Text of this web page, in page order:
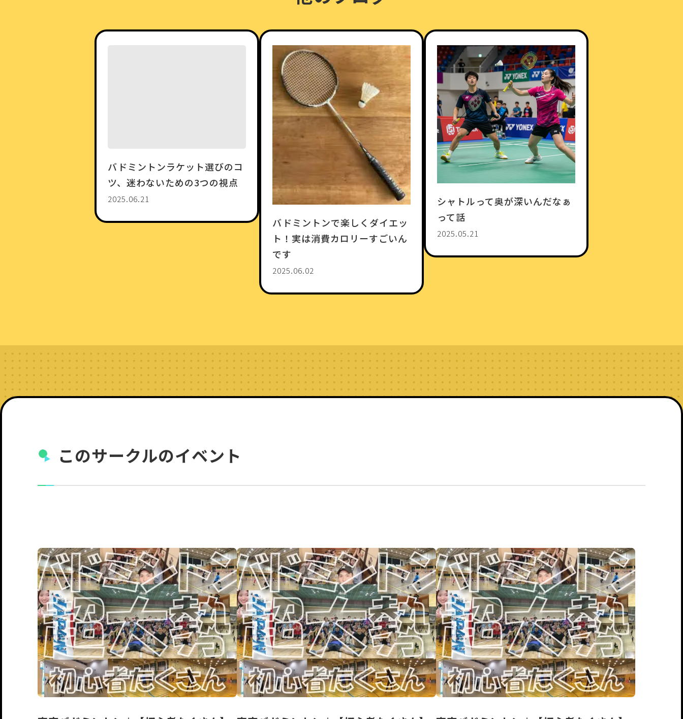
バドミントンラケット選びのコ
ツ、迷わないための3つの視点
2025.06.21
バドミントンで楽しくダイエッ
ト！実は消費カロリーすごいん
です
2025.06.02
シャトルって奥が深いんだなぁ
って話
2025.05.21
このサークルのイベント